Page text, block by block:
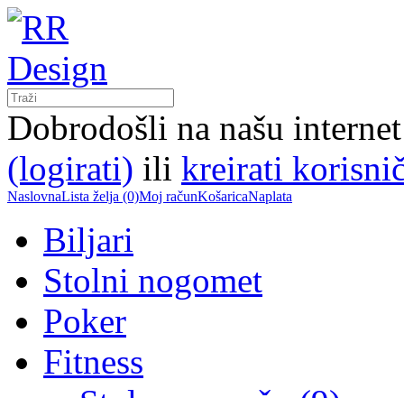
Dobrodošli na našu
(logirati) ili kreirati
NaslovnaLista želja (0)Moj računKošaricaNaplata
Biljari
Stolni nogomet
Poker
Fitness